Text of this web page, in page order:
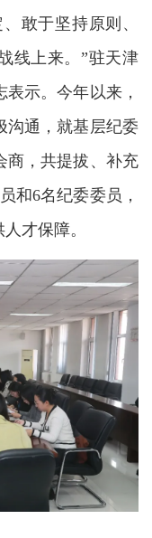
敢于坚持原则、
线上来。”驻天津
示。今年以来，
沟通，就基层纪委
商，共提拔、补充
和6名纪委委员，
才保障。